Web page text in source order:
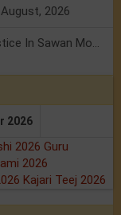
2026
Shanivar Vrat 2026: Saturn Will Serve Justice In Sawan Month!
2026
2026 Guru
2026
Kajari Teej 2026